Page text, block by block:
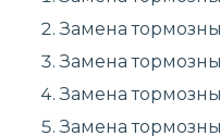
Замена
Замена
Замена
Замена